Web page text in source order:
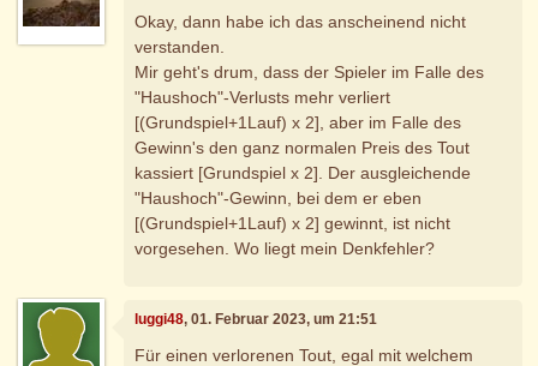
Okay, dann habe ich das anscheinend nicht
verstanden.
Mir geht's drum, dass der Spieler im Falle des
"Haushoch"-Verlusts mehr verliert
[(Grundspiel+1Lauf) x 2], aber im Falle des
Gewinn's den ganz normalen Preis des Tout
kassiert [Grundspiel x 2]. Der ausgleichende
"Haushoch"-Gewinn, bei dem er eben
[(Grundspiel+1Lauf) x 2] gewinnt, ist nicht
vorgesehen. Wo liegt mein Denkfehler?
luggi48, 01. Februar 2023, um 21:51
Für einen verlorenen Tout, egal mit welchem